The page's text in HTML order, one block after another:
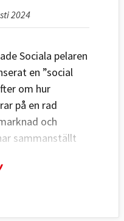
2024
Sociala pelaren
en ”social
om hur
på en rad
och
sammanställt
en poängsätts
till relativt